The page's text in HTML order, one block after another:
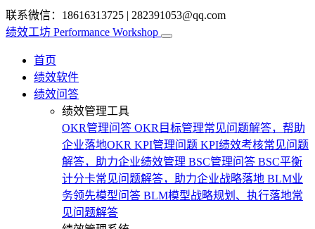
联系微信：18616313725 | 282391053@qq.com
绩效工坊 Performance Workshop
首页
绩效软件
绩效问答
绩效管理工具
OKR管理问答 OKR目标管理常见问题解答，帮助
企业落地OKR KPI管理问题 KPI绩效考核常见问题
解答，助力企业绩效管理 BSC管理问答 BSC平衡
计分卡常见问题解答，助力企业战略落地 BLM业
务领先模型问答 BLM模型战略规划、执行落地常
见问题解答